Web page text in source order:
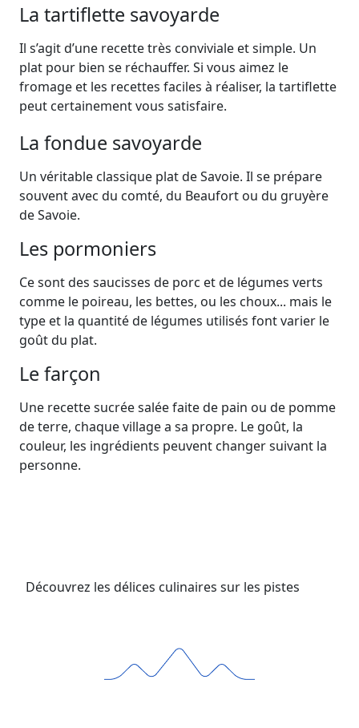
La tartiflette savoyarde
Il s’agit d’une recette très conviviale et simple. Un
plat pour bien se réchauffer. Si vous aimez le
fromage et les recettes faciles à réaliser, la tartiflette
peut certainement vous satisfaire.
La fondue savoyarde
Un véritable classique plat de Savoie. Il se prépare
souvent avec du comté, du Beaufort ou du gruyère
de Savoie.
Les pormoniers
Ce sont des saucisses de porc et de légumes verts
comme le poireau, les bettes, ou les choux... mais le
type et la quantité de légumes utilisés font varier le
goût du plat.
Le farçon
Une recette sucrée salée faite de pain ou de pomme
de terre, chaque village a sa propre. Le goût, la
couleur, les ingrédients peuvent changer suivant la
personne.
Découvrez les délices culinaires sur les pistes